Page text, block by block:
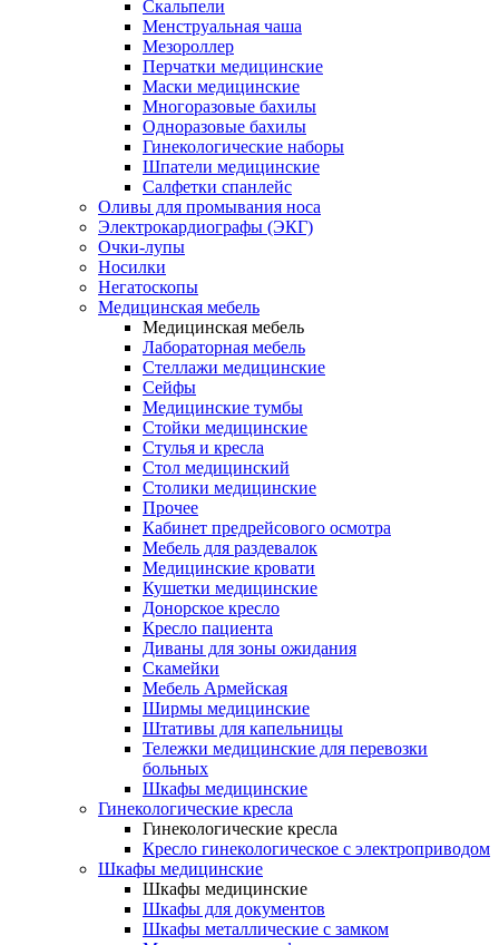
Скальпели
Менструальная чаша
Мезороллер
Перчатки медицинские
Маски медицинские
Многоразовые бахилы
Одноразовые бахилы
Гинекологические наборы
Шпатели медицинские
Салфетки спанлейс
Оливы для промывания носа
Электрокардиографы (ЭКГ)
Очки-лупы
Носилки
Негатоскопы
Медицинская мебель
Медицинская мебель
Лабораторная мебель
Стеллажи медицинские
Сейфы
Медицинские тумбы
Стойки медицинские
Cтулья и кресла
Стол медицинский
Столики медицинские
Прочее
Кабинет предрейсового осмотра
Мебель для раздевалок
Медицинские кровати
Кушетки медицинские
Донорское кресло
Кресло пациента
Диваны для зоны ожидания
Скамейки
Мебель Армейская
Ширмы медицинские
Штативы для капельницы
Тележки медицинские для перевозки
больных
Шкафы медицинские
Гинекологические кресла
Гинекологические кресла
Кресло гинекологическое с электроприводом
Шкафы медицинские
Шкафы медицинские
Шкафы для документов
Шкафы металлические с замком